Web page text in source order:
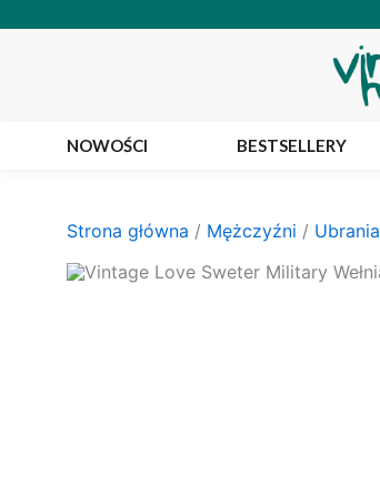
NOWOŚCI BESTSELLERY
Strona główna / Mężczyźni / Ubrania